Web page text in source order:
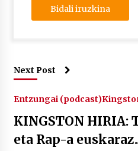
Next Post
Entzungai (podcast)
KINGSTON HIRIA:
eta Rap-a